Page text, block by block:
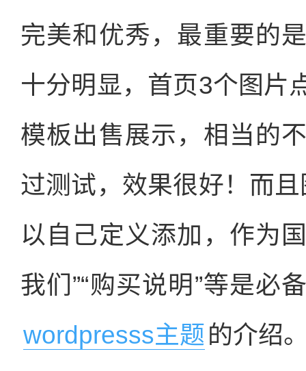
完美和优秀，最重要的
十分明显，首页3个图片
模板出售展示，相当的
过测试，效果很好！而
以自己定义添加，作为
我们”“购买说明”等是必
wordpresss主题 的介绍